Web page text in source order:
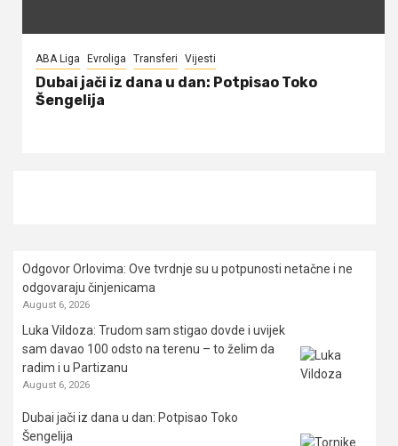
ABA Liga Evroliga Transferi Vijesti
Dubai jači iz dana u dan: Potpisao Toko
Šengelija
Odgovor Orlovima: ​Ove tvrdnje su u potpunosti netačne i ne
odgovaraju činjenicama
August 6, 2026
Luka Vildoza: Trudom sam stigao dovde i uvijek
sam davao 100 odsto na terenu – to želim da
radim i u Partizanu
August 6, 2026
Dubai jači iz dana u dan: Potpisao Toko
Šengelija